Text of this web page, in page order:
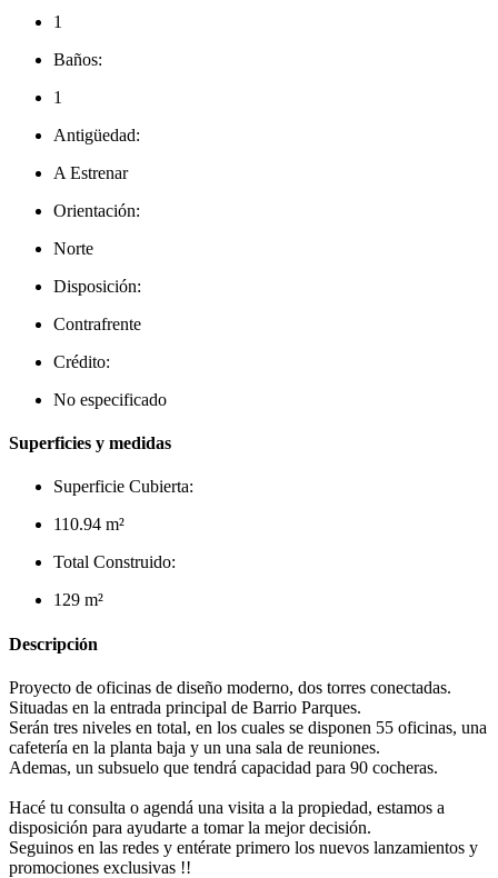
1
Baños:
1
Antigüedad:
A Estrenar
Orientación:
Norte
Disposición:
Contrafrente
Crédito:
No especificado
Superficies y medidas
Superficie Cubierta:
110.94 m²
Total Construido:
129 m²
Descripción
Proyecto de oficinas de diseño moderno, dos torres conectadas.
Situadas en la entrada principal de Barrio Parques.
Serán tres niveles en total, en los cuales se disponen 55 oficinas, una
cafetería en la planta baja y un una sala de reuniones.
Ademas, un subsuelo que tendrá capacidad para 90 cocheras.
Hacé tu consulta o agendá una visita a la propiedad, estamos a
disposición para ayudarte a tomar la mejor decisión.
Seguinos en las redes y entérate primero los nuevos lanzamientos y
promociones exclusivas !!